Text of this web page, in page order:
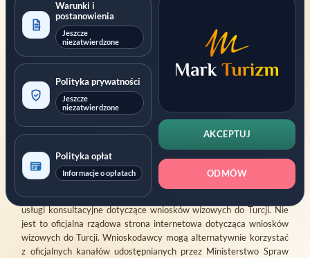
AKCEPTUJ
ODMÓW
Warunki i
postanowienia
Jeszcze
niezatwierdzone
Polityka prywatności
Jeszcze
niezatwierdzone
Polityka opłat
Informacje o opłatach
ZAREJESTROWANE PRYWATNE WSPARCIE DLA WNIOSKÓW WIZOWYCH
Prowadzone przez Mark Turizm
Oficjalna platforma: evisa.gov.tr
Oficjalna platforma: konsolosluk.gov.tr
Zwiń informację
Ta strona internetowa jest prowadzona przez
Gıda Danışmanlık ve Organizasyon Ticaret Limited Şirketi
zarejestrowanego prywatnego usługodawcę oferującego
weryfikację wniosków, wsparcie przy składaniu oraz powiązane
usługi konsultacyjne dotyczące wniosków wizowych do Turcji. Nie
jest to oficjalna rządowa strona internetowa dotycząca wniosków
wizowych do Turcji. Wnioskodawcy mogą alternatywnie korzystać
z oficjalnych kanałów udostępnianych przez Ministerstwo Spraw